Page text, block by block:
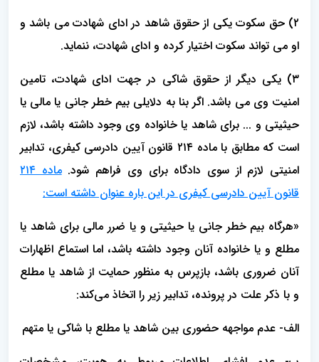
۲) حق سکوت یکی از حقوق شاهد در ادای شهادت می باشد و
او می تواند سکوت اختیار کرده و ادای شهادت، ننماید.
۳) یکی دیگر از حقوق شاکی در جهت ادای شهادت، تامین
امنیت وی می باشد. اگر بنا به دلایلی بیم خطر جانی یا مالی یا
حیثیتی و ... برای شاهد یا خانواده وی وجود داشته باشد، لازم
است که مطابق با ماده ۲۱۴ قانون آیین دادرسی کیفری، تدابیر
امنیتی لازم از سوی دادگاه برای وی فراهم شود.
ماده ۲۱۴
قانون آیین دادرسی کیفری در این باره عنوان داشته است:
«هرگاه بیم خطر جانی یا حیثیتی و یا ضرر مالی برای شاهد یا
مطلع و یا خانواده آنان وجود داشته باشد، اما استماع اظهارات
آنان ضروری باشد، بازپرس به منظور حمایت از شاهد یا مطلع
و با ذکر علت در پرونده، تدابیر زیر را اتخاذ می‌کند:
الف- عدم مواجهه حضوری بین شاهد یا مطلع با شاکی یا متهم